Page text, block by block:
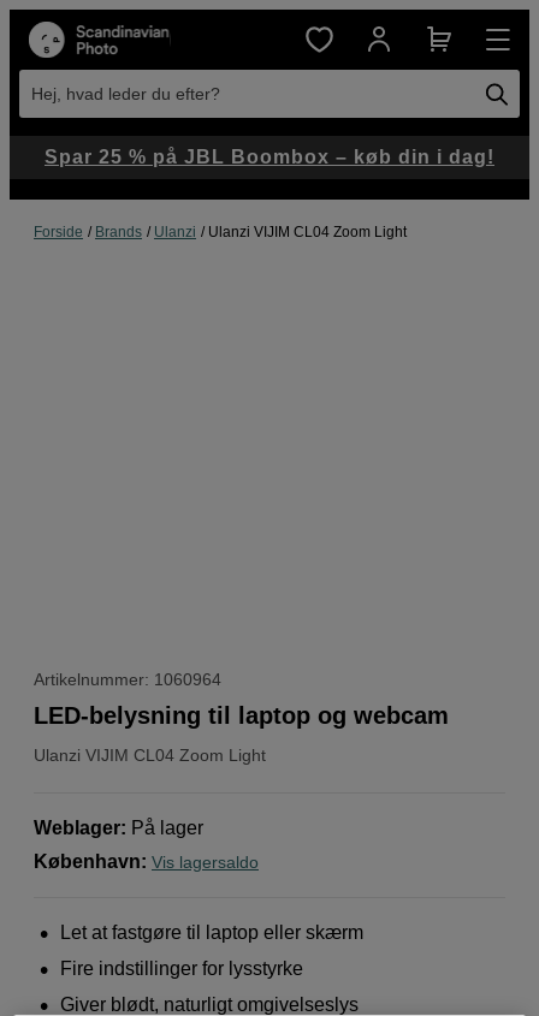
Hej, hvad leder du efter?
Forside Brands Ulanzi Ulanzi VIJIM CL04 Zoom Light
Artikelnummer: 1060964
Ulanzi VIJIM CL04 Zoom Light
LED-belysning til laptop og webcam
Weblager: På lager
København: Vis lagersaldo
Let at fastgøre til laptop eller skærm
Fire indstillinger for lysstyrke
Giver blødt, naturligt omgivelseslys
Spar 25 % på JBL Boombox – køb din i dag!